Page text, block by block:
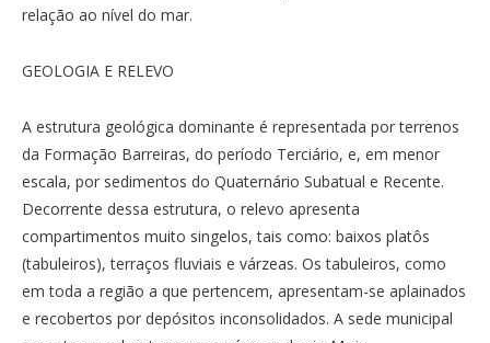
relação ao nível do mar.
GEOLOGIA E RELEVO
A estrutura geológica dominante é representada por terrenos
da Formação Barreiras, do período Terciário, e, em menor
escala, por sedimentos do Quaternário Subatual e Recente.
Decorrente dessa estrutura, o relevo apresenta
compartimentos muito singelos, tais como: baixos platôs
(tabuleiros), terraços fluviais e várzeas. Os tabuleiros, como
em toda a região a que pertencem, apresentam-se aplainados
e recobertos por depósitos inconsolidados. A sede municipal